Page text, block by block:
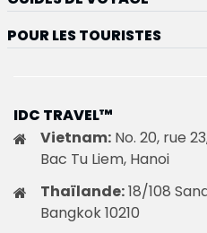
POUR LES TOURISTES
IDC TRAVEL™
Vietnam: No. 20, rue
Bac Tu Liem, Hanoi
Thaïlande:18/108
Bangkok 10210